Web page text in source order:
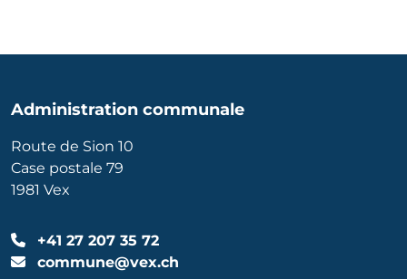
Administration communale
Route de Sion 10
Case postale 79
1981 Vex
+41 27 207 35 72
commune@vex.ch